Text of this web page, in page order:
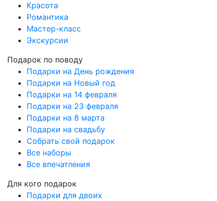
Красота
Романтика
Мастер-класс
Экскурсии
Подарок по поводу
Подарки на День рождения
Подарки на Новый год
Подарки на 14 февраля
Подарки на 23 февраля
Подарки на 8 марта
Подарки на свадьбу
Собрать свой подарок
Все наборы
Все впечатления
Для кого подарок
Подарки для двоих